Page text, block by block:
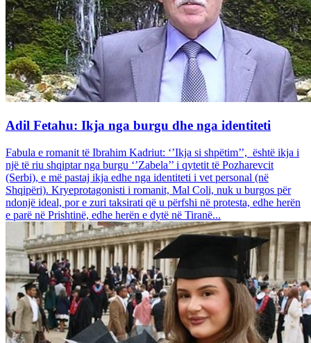
Adil Fetahu: Ikja nga burgu dhe nga identiteti
Fabula e romanit të Ibrahim Kadriut: ‘’Ikja si shpëtim’’, është ikja i
një të riu shqiptar nga burgu ‘’Zabela’’ i qytetit të Pozharevcit
(Serbi), e më pastaj ikja edhe nga identiteti i vet personal (në
Shqipëri). Kryeprotagonisti i romanit, Mal Coli, nuk u burgos për
ndonjë ideal, por e zuri taksirati që u përfshi në protesta, edhe herën
e parë në Prishtinë, edhe herën e dytë në Tiranë...